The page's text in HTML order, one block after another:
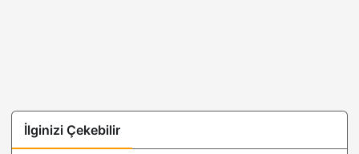
İlginizi Çekebilir